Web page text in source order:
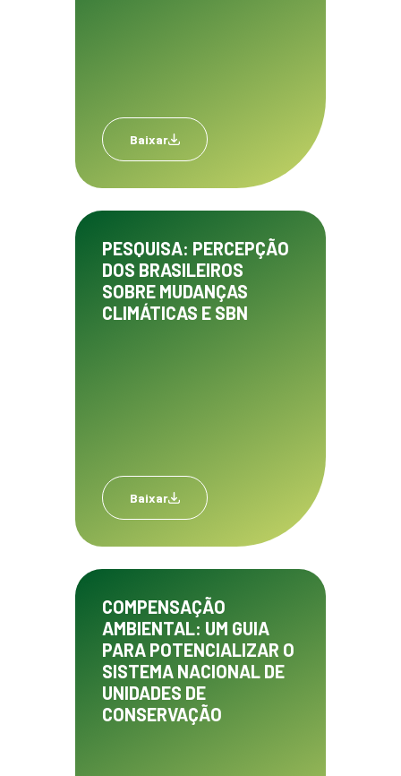
Baixar
PESQUISA: PERCEPÇÃO
DOS BRASILEIROS
SOBRE MUDANÇAS
CLIMÁTICAS E SBN
Baixar
COMPENSAÇÃO
AMBIENTAL: UM GUIA
PARA POTENCIALIZAR O
SISTEMA NACIONAL DE
UNIDADES DE
CONSERVAÇÃO